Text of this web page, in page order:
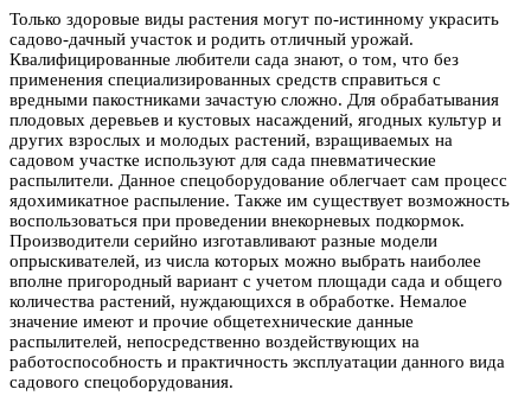
Только здоровые виды растения могут по-истинному украсить
садово-дачный участок и родить отличный урожай.
Квалифицированные любители сада знают, о том, что без
применения специализированных средств справиться с
вредными пакостниками зачастую сложно. Для обрабатывания
плодовых деревьев и кустовых насаждений, ягодных культур и
других взрослых и молодых растений, взращиваемых на
садовом участке используют для сада пневматические
распылители. Данное спецоборудование облегчает сам процесс
ядохимикатное распыление. Также им существует возможность
воспользоваться при проведении внекорневых подкормок.
Производители серийно изготавливают разные модели
опрыскивателей, из числа которых можно выбрать наиболее
вполне пригородный вариант с учетом площади сада и общего
количества растений, нуждающихся в обработке. Немалое
значение имеют и прочие общетехнические данные
распылителей, непосредственно воздействующих на
работоспособность и практичность эксплуатации данного вида
садового спецоборудования.